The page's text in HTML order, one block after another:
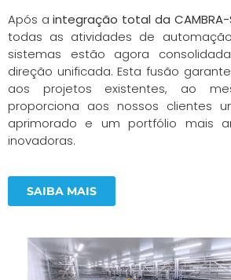
Após aintegração total da CAMBRA-
todas as atividades de
sistemas estão agora
direção unificada. Esta fusão
aos projetos existentes, ao
proporciona aos nossos clientes
aprimorado e um portfólio mais
inovadoras.
SAIBA MAIS